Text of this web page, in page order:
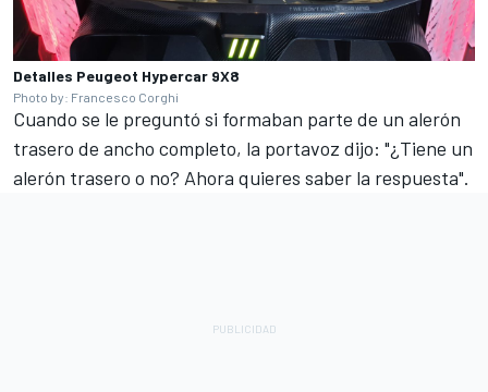
Detalles Peugeot Hypercar 9X8
Photo by: Francesco Corghi
Cuando se le preguntó si formaban parte de un alerón
trasero de ancho completo, la portavoz dijo: "¿Tiene un
alerón trasero o no? Ahora quieres saber la respuesta".